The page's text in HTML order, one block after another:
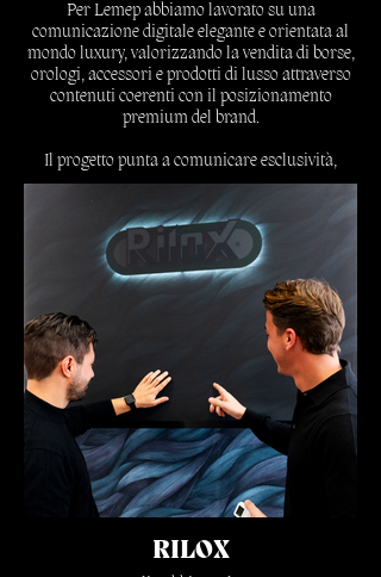
Per Lemep abbiamo lavorato su una
comunicazione digitale elegante e orientata al
mondo luxury, valorizzando la vendita di borse,
orologi, accessori e prodotti di lusso attraverso
contenuti coerenti con il posizionamento
premium del brand.
Il progetto punta a comunicare esclusività,
fiducia, qualità del prodotto e valore percepito,
costruendo una presenza online raffinata,
riconoscibile e adatta a un pubblico interessato
al lusso e agli accessori di alta gamma.
RILOX